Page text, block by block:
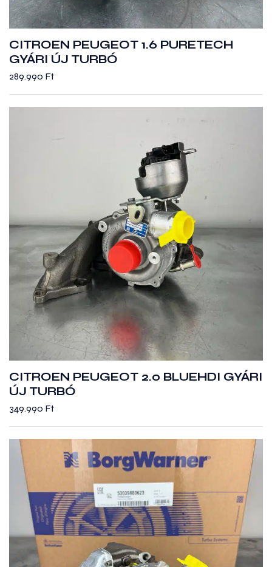
CITROEN PEUGEOT 1.6 PURETECH
GYÁRI ÚJ TURBÓ
289.990 Ft
CITROEN PEUGEOT 2.0 BLUEHDI GYÁRI
ÚJ TURBÓ
349.990 Ft